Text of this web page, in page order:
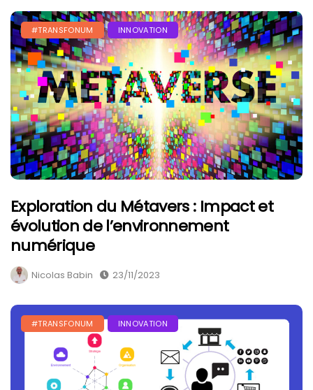
#TRANSFONUM INNOVATION
Exploration du Métavers : Impact et
évolution de l’environnement
numérique
Nicolas Babin 23/11/2023
#TRANSFONUM INNOVATION